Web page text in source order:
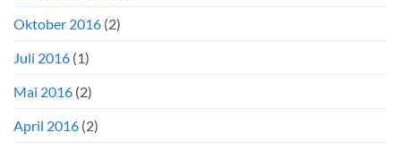
Oktober 2016 (2)
Juli 2016 (1)
Mai 2016 (2)
April 2016 (2)